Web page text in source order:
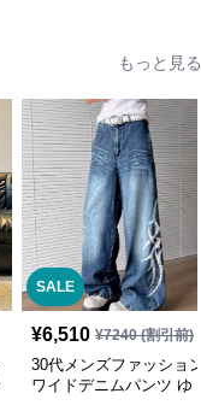
もっと見る
SALE
¥6,510 ¥7240(割引前)
30代メンズファッション
ワイドデニムパンツ ゆ